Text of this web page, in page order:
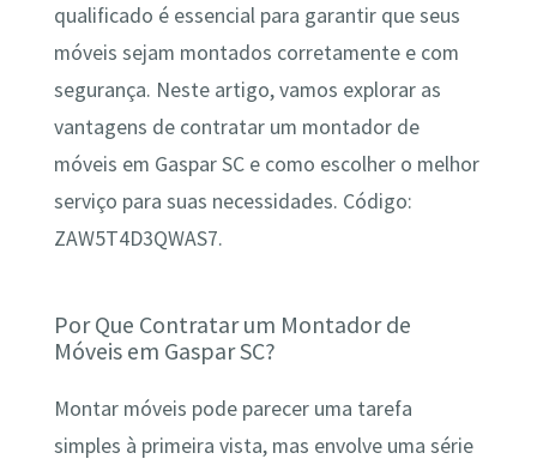
qualificado é essencial para garantir que seus
móveis sejam montados corretamente e com
segurança. Neste artigo, vamos explorar as
vantagens de contratar um montador de
móveis em Gaspar SC e como escolher o melhor
serviço para suas necessidades. Código:
ZAW5T4D3QWAS7.
Por Que Contratar um Montador de
Móveis em Gaspar SC?
Montar móveis pode parecer uma tarefa
simples à primeira vista, mas envolve uma série